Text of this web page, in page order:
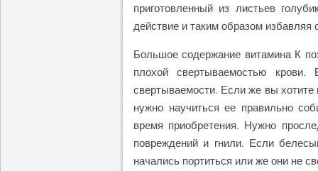
приготовленный из листьев
действие и таким образом избавляя
Большое содержание витамина К
плохой свертываемостью
свертываемости. Если же вы хотите
нужно научиться ее правильно
время приобретения. Нужно
повреждений и гнили. Если
начались портиться или же они не